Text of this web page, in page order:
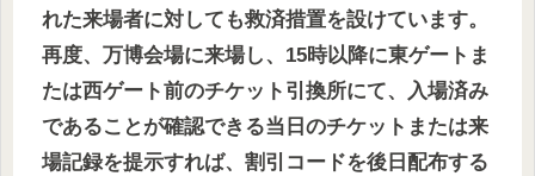
れた来場者に対しても救済措置を設けています。
再度、万博会場に来場し、15時以降に東ゲートま
たは西ゲート前のチケット引換所にて、入場済み
であることが確認できる当日のチケットまたは来
場記録を提示すれば、割引コードを後日配布する